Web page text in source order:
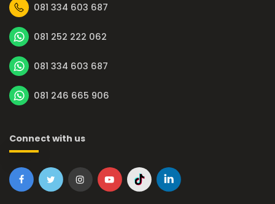
081 334 603 687
081 252 222 062
081 334 603 687
081 246 665 906
Connect with us